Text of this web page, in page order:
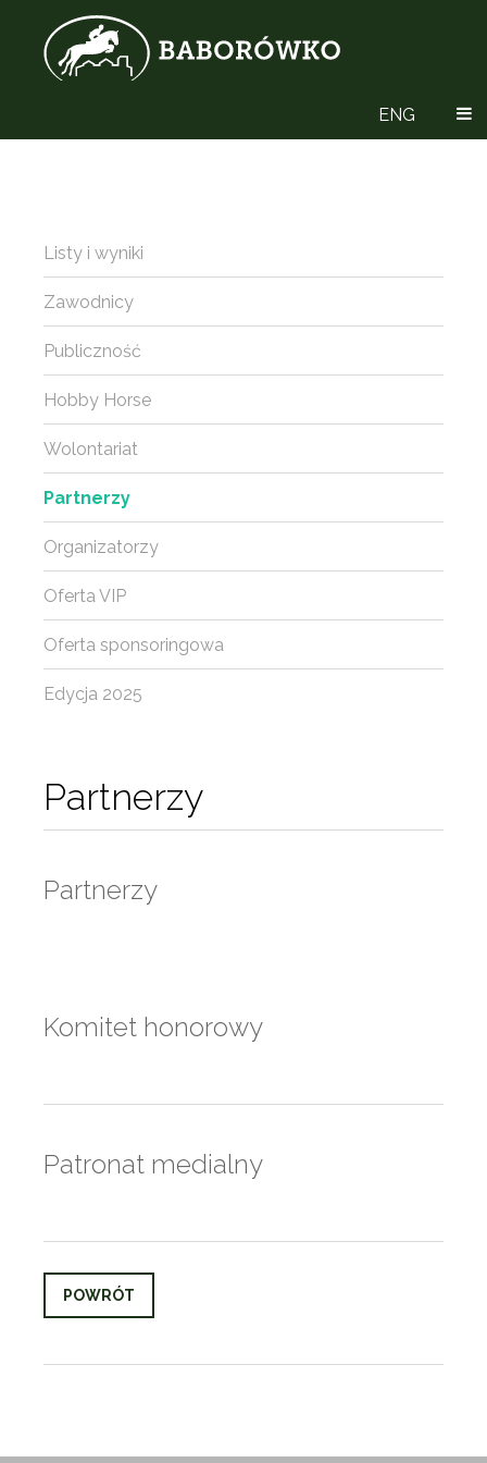
ENG
Partnerzy
Partnerzy
Komitet honorowy
Patronat medialny
POWRÓT
Listy i wyniki
Zawodnicy
Publiczność
Hobby Horse
Wolontariat
Partnerzy
Organizatorzy
Oferta VIP
Oferta sponsoringowa
Edycja 2025